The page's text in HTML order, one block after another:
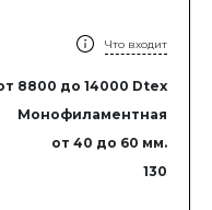
Что входит
8800 до 14000 Dtex
Монофиламентная
от 40 до 60 мм.
130